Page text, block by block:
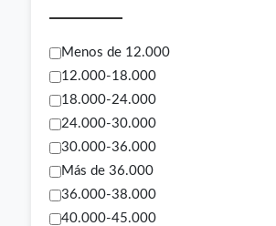
Menos de 12.000
12.000-18.000
18.000-24.000
24.000-30.000
30.000-36.000
Más de 36.000
36.000-38.000
40.000-45.000